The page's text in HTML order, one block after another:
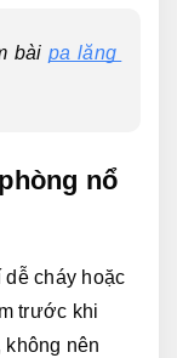
bài pa lăng
nổ
dễ cháy hoặc
trước khi
không nên